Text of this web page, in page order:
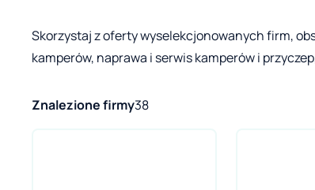
Skorzystaj z oferty wyselekcjonowanych firm,
kamperów, naprawa i serwis kamperów i
Znalezione firmy38